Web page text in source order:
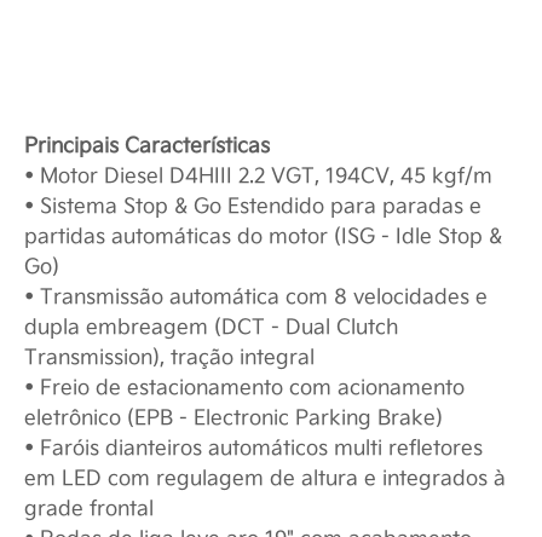
Principais Características
• Motor Diesel D4HIII 2.2 VGT, 194CV, 45 kgf/m
• Sistema Stop & Go Estendido para paradas e
partidas automáticas do motor (ISG - Idle Stop &
Go)
• Transmissão automática com 8 velocidades e
dupla embreagem (DCT - Dual Clutch
Transmission), tração integral
• Freio de estacionamento com acionamento
eletrônico (EPB - Electronic Parking Brake)
• Faróis dianteiros automáticos multi refletores
em LED com regulagem de altura e integrados à
grade frontal